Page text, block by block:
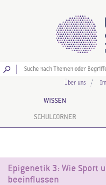
Über uns
WISSEN
SCHULCORNER
Epigenetik 3: Wie Sport
beeinflussen